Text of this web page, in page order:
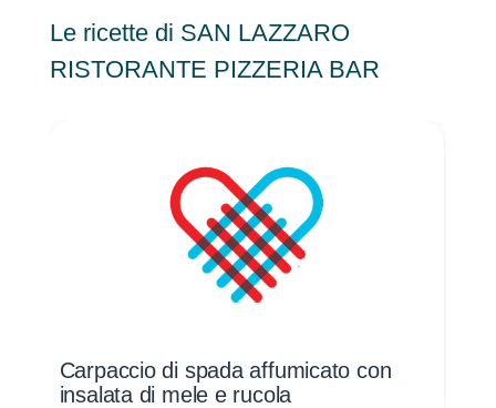
Le ricette di SAN LAZZARO
RISTORANTE PIZZERIA BAR
Carpaccio di spada affumicato con
insalata di mele e rucola